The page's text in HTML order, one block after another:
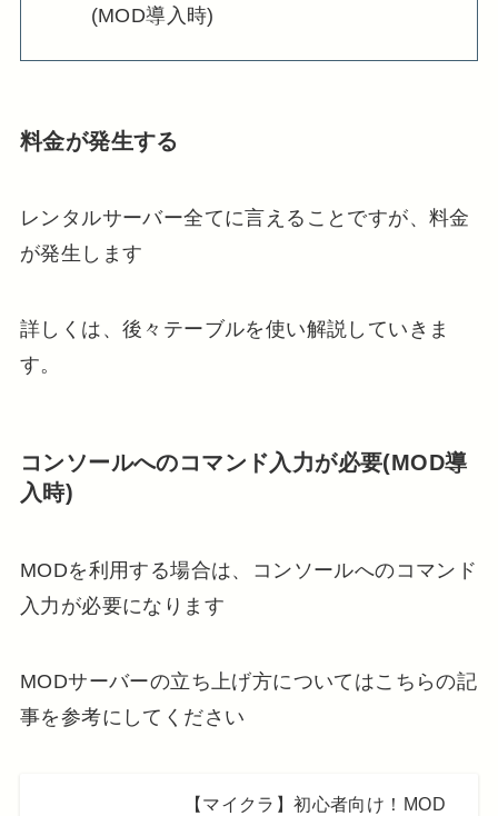
(MOD導入時)
料金が発生する
レンタルサーバー全てに言えることですが、料金
が発生します
詳しくは、後々テーブルを使い解説していきま
す。
コンソールへのコマンド入力が必要(MOD導
入時)
MODを利用する場合は、コンソールへのコマンド
入力が必要になります
MODサーバーの立ち上げ方についてはこちらの記
事を参考にしてください
【マイクラ】初心者向け！MOD